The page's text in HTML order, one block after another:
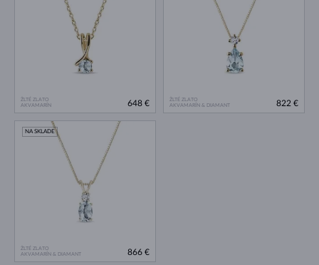
ŽLTÉ ZLATO
AKVAMARÍN
648 €
ŽLTÉ ZLATO
AKVAMARÍN & DIAMANT
822 €
ŽLTÉ ZLATO
AKVAMARÍN & DIAMANT
NA SKLADE
866 €